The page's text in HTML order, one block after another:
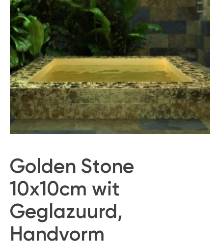
Golden Stone
10x10cm wit
Geglazuurd,
Handvorm